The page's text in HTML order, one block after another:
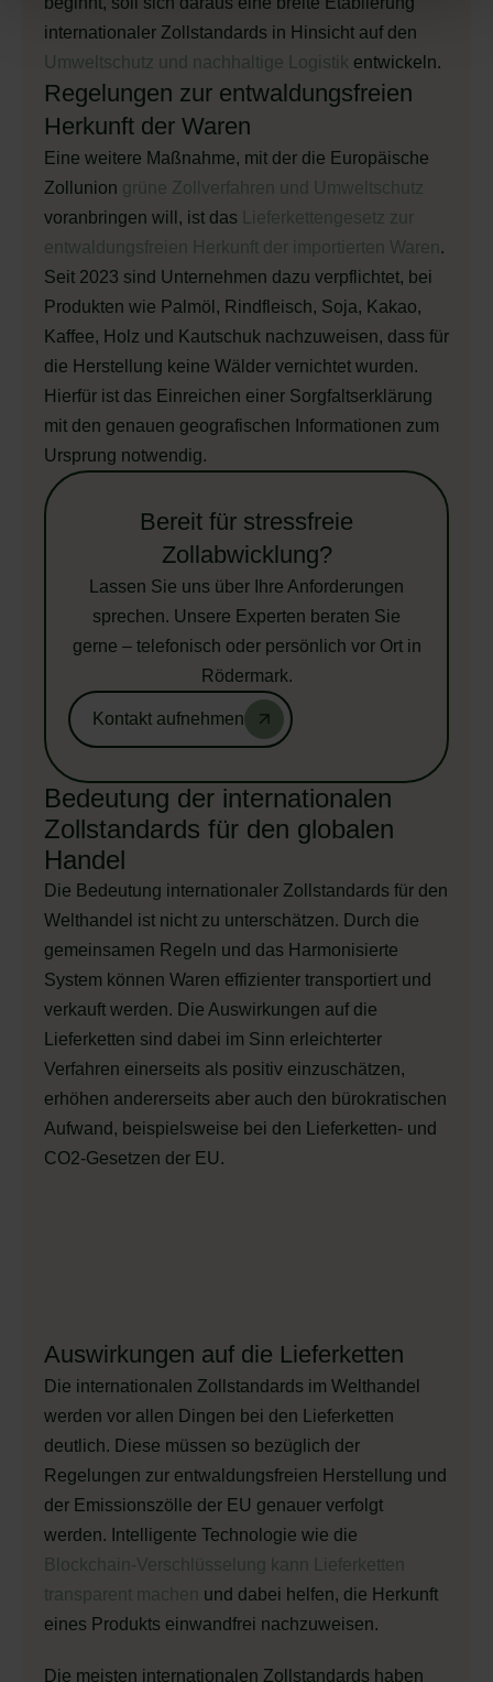
internationaler Zollstandards in Hinsicht auf den
Umweltschutz und nachhaltige Logistik entwickeln.
Regelungen zur entwaldungsfreien
Herkunft der Waren
Eine weitere Maßnahme, mit der die Europäische
Zollunion grüne Zollverfahren und Umweltschutz
voranbringen will, ist das
Lieferkettengesetz zur
entwaldungsfreien Herkunft der importierten Waren.
Seit 2023 sind Unternehmen dazu verpflichtet, bei
Produkten wie Palmöl, Rindfleisch, Soja, Kakao,
Kaffee, Holz und Kautschuk nachzuweisen, dass für
die Herstellung keine Wälder vernichtet wurden.
Hierfür ist das Einreichen einer Sorgfaltserklärung
mit den genauen geografischen Informationen zum
Ursprung notwendig.
Bereit für stressfreie
Zollabwicklung?
Lassen Sie uns über Ihre Anforderungen
sprechen. Unsere Experten beraten Sie
gerne – telefonisch oder persönlich vor Ort in
Rödermark.
Kontakt aufnehmen
Bedeutung der internationalen
Zollstandards für den globalen
Handel
Die Bedeutung internationaler Zollstandards für den
Welthandel ist nicht zu unterschätzen. Durch die
gemeinsamen Regeln und das Harmonisierte
System können Waren effizienter transportiert und
verkauft werden. Die Auswirkungen auf die
Lieferketten sind dabei im Sinn erleichterter
Verfahren einerseits als positiv einzuschätzen,
erhöhen andererseits aber auch den bürokratischen
Aufwand, beispielsweise bei den Lieferketten- und
CO2-Gesetzen der EU.
Auswirkungen auf die Lieferketten
Die internationalen Zollstandards im Welthandel
werden vor allen Dingen bei den Lieferketten
deutlich. Diese müssen so bezüglich der
Regelungen zur entwaldungsfreien Herstellung und
der Emissionszölle der EU genauer verfolgt
werden. Intelligente Technologie wie die
Blockchain-Verschlüsselung kann Lieferketten
transparent machen und dabei helfen, die Herkunft
eines Produkts einwandfrei nachzuweisen.
Die meisten internationalen Zollstandards haben